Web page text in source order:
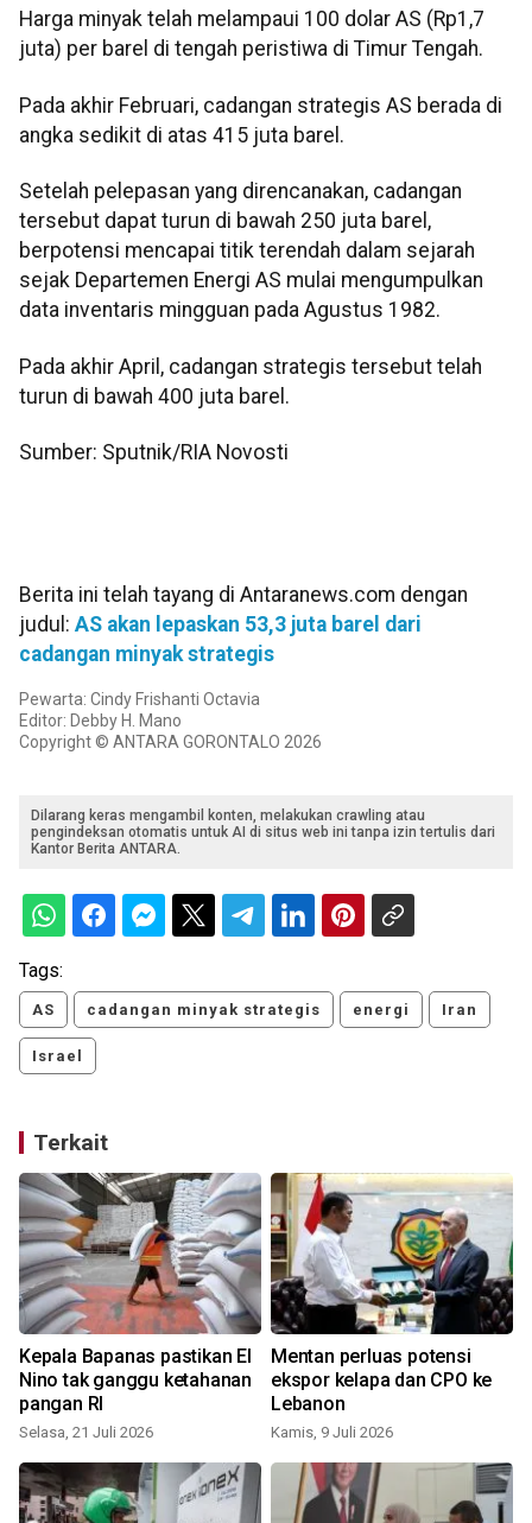
Harga minyak telah melampaui 100 dolar AS (Rp1,7
juta) per barel di tengah peristiwa di Timur Tengah.
Pada akhir Februari, cadangan strategis AS berada di
angka sedikit di atas 415 juta barel.
Setelah pelepasan yang direncanakan, cadangan
tersebut dapat turun di bawah 250 juta barel,
berpotensi mencapai titik terendah dalam sejarah
sejak Departemen Energi AS mulai mengumpulkan
data inventaris mingguan pada Agustus 1982.
Pada akhir April, cadangan strategis tersebut telah
turun di bawah 400 juta barel.
Sumber: Sputnik/RIA Novosti
Berita ini telah tayang di Antaranews.com dengan
judul: AS akan lepaskan 53,3 juta barel dari
cadangan minyak strategis
Pewarta: Cindy Frishanti Octavia
Editor: Debby H. Mano
Copyright © ANTARA GORONTALO 2026
Dilarang keras mengambil konten, melakukan crawling atau
pengindeksan otomatis untuk AI di situs web ini tanpa izin tertulis dari
Kantor Berita ANTARA.
Tags:
AS cadangan minyak strategis energi Iran
Israel
Terkait
Kepala Bapanas pastikan El
Nino tak ganggu ketahanan
pangan RI
Selasa, 21 Juli 2026
Mentan perluas potensi
ekspor kelapa dan CPO ke
Lebanon
Kamis, 9 Juli 2026